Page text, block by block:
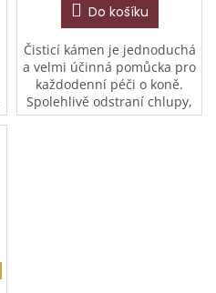
Do košíku
Čisticí kámen je jednoduchá
a velmi účinná pomůcka pro
každodenní péči o koně.
Spolehlivě odstraní chlupy,
nečistoty a zbytky ze srsti